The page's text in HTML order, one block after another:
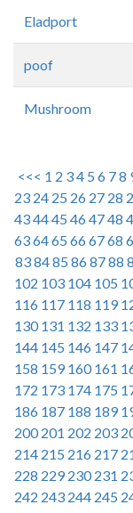
Eladport
poof
Mushroom
<<< 1 2 34 5 6 78
23 24 25 26 27 28
434445 464748
636465 666768
838485 868788
102 103 104 105
116 117 118 119
130 131 132 133
144 145 146 147
158 159 160 161
172 173 174 175
186 187 188 189
200 201 202 203
214 215 216 217
228 229 230 231
242 243 244 245